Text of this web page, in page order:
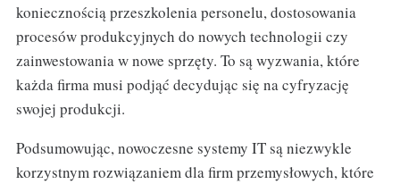
koniecznością przeszkolenia personelu, dostosowania
procesów produkcyjnych do nowych technologii czy
zainwestowania w nowe sprzęty. To są wyzwania, które
każda firma musi podjąć decydując się na cyfryzację
swojej produkcji.
Podsumowując, nowoczesne systemy IT są niezwykle
korzystnym rozwiązaniem dla firm przemysłowych, które